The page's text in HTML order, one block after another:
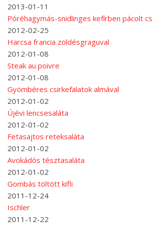
2013-01-11
Póréhagymás-snidlinges kefírben pácolt
2012-02-25
Harcsa francia zöldésgraguval
2012-01-08
Steak au poivre
2012-01-08
Gyömbéres csirkefalatok almával
2012-01-02
Újévi lencsesaláta
2012-01-02
Fetasajtos reteksaláta
2012-01-02
Avokádós tésztasaláta
2012-01-02
Gombás töltött kifli
2011-12-24
Ischler
2011-12-22